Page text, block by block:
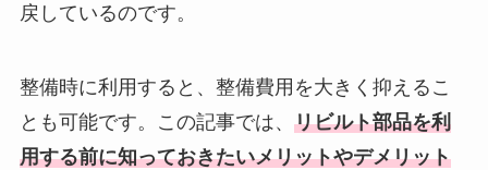
戻しているのです。
整備時に利用すると、整備費用を大きく抑えるこ
とも可能です。この記事では、 リビルト部品を利
用する前に知っておきたいメリットやデメリット